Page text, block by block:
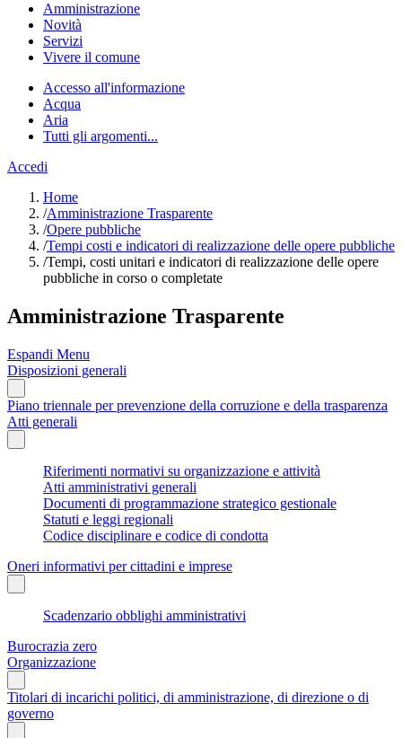
Amministrazione
Novità
Servizi
Vivere il comune
Accesso all'informazione
Acqua
Aria
Tutti gli argomenti...
Accedi
Home
/Amministrazione Trasparente
/Opere pubbliche
/Tempi costi e indicatori di realizzazione delle opere pubbliche
/Tempi, costi unitari e indicatori di realizzazione delle opere
pubbliche in corso o completate
Amministrazione Trasparente
Espandi Menu
Disposizioni generali
Piano triennale per prevenzione della corruzione e della trasparenza
Atti generali
Riferimenti normativi su organizzazione e attività
Atti amministrativi generali
Documenti di programmazione strategico gestionale
Statuti e leggi regionali
Codice disciplinare e codice di condotta
Oneri informativi per cittadini e imprese
Scadenzario obblighi amministrativi
Burocrazia zero
Organizzazione
Titolari di incarichi politici, di amministrazione, di direzione o di
governo